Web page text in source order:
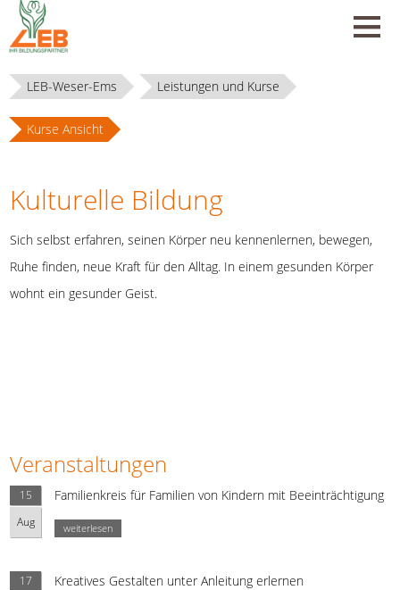
LEB-Weser-Ems Leistungen und Kurse
Kurse Ansicht
Kulturelle Bildung
Sich selbst erfahren, seinen Körper neu kennenlernen, bewegen,
Ruhe finden, neue Kraft für den Alltag. In einem gesunden Körper
wohnt ein gesunder Geist.
Veranstaltungen
15
Aug
Familienkreis für Familien von Kindern mit Beeinträchtigung
weiterlesen
17
Kreatives Gestalten unter Anleitung erlernen